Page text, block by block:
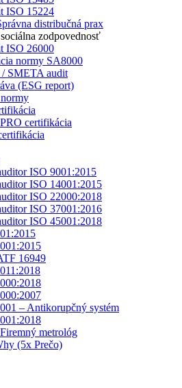
ISO 15224
distribučná prax
zodpovednosť
ISO 26000
normy SA8000
SMETA audit
(ESG report)
certifikácia
ISO 9001:2015
ISO 14001:2015
ISO 22000:2018
ISO 37001:2016
ISO 45001:2018
16949
– Antikorupčný systém
metrológ
(5x Prečo)